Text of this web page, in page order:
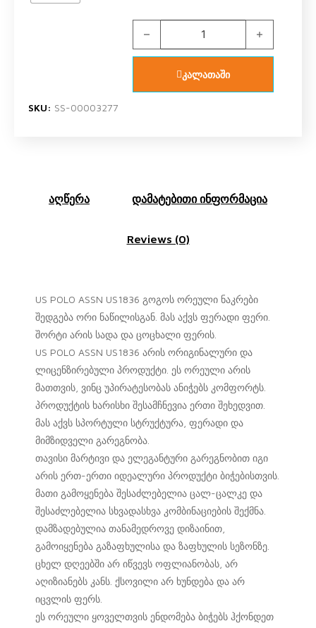
US POLO ASSN US1836 V1
კალათაში
SKU: SS-00003277
აღწერა დამატებითი ინფორმაცია
Reviews (0)
US POLO ASSN US1836 გოგოს ორეული ნაკრები
შედგება ორი ნაწილისგან. მას აქვს ფერადი ფერი.
შორტი არის სადა და ცოცხალი ფერის.
US POLO ASSN US1836 არის ორიგინალური და
ლიცენზირებული პროდუქტი. ეს ორეული არის
მათთვის, ვინც უპირატესობას ანიჭებს კომფორტს.
პროდუქტის ხარისხი შესამჩნევია ერთი შეხედვით.
მას აქვს სპორტული სტრუქტურა, ფერადი და
მიმზიდველი გარეგნობა.
თავისი მარტივი და ელეგანტური გარეგნობით იგი
არის ერთ-ერთი იდეალური პროდუქტი ბიჭებისთვის.
მათი გამოყენება შესაძლებელია ცალ-ცალკე და
შესაძლებელია სხვადასხვა კომბინაციების შექმნა.
დამზადებულია თანამედროვე დიზაინით,
გამოიყენება გაზაფხულისა და ზაფხულის სეზონზე.
ცხელ დღეებში არ იწვევს ოფლიანობას, არ
აღიზიანებს კანს. ქსოვილი არ ხუნდება და არ
იცვლის ფერს.
ეს ორეული ყოველთვის ენდომება ბიჭებს ჰქონდეთ